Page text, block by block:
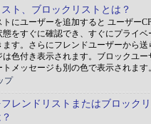
ト、ブロックリストとは？
トにユーザーを追加すると ユーザー
態をすぐに確認でき、すぐにプライ
ます。さらにフレンドユーザーから
は色付き表示されます。ブロックユ
メッセージも別の色で表示されます。
プ
レンドリストまたはブロック